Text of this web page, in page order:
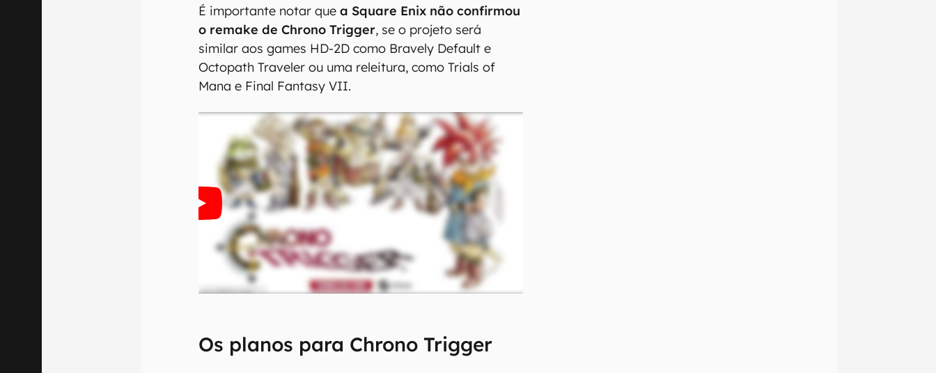
É importante notar quea Square Enix não confirmou
o remake de Chrono Trigger, se o projeto será
similar aos games HD-2D como Bravely Default e
Octopath Traveler ou uma releitura, como Trials of
Mana e Final Fantasy VII.
Os planos para Chrono Trigger